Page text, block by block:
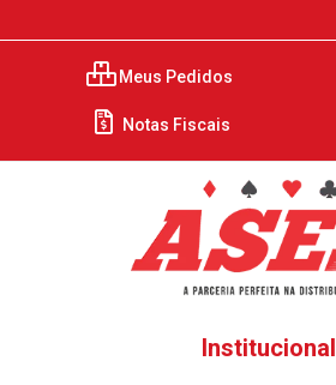
Meus Pedidos
Notas Fiscais
Institucional